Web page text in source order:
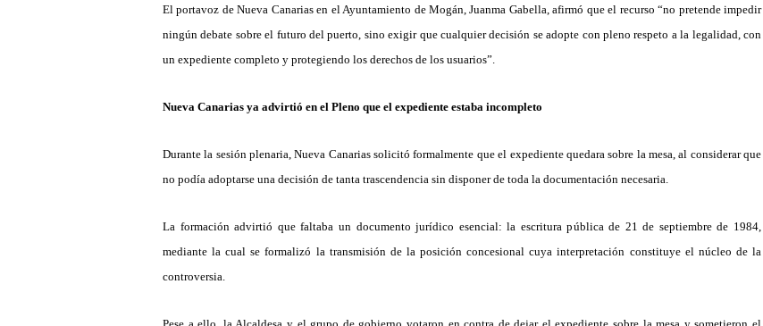
El portavoz de Nueva Canarias en el Ayuntamiento de Mogán, Juanma Gabella, afirmó que el recurso“no pretende impedir
ningún debate sobre el futuro del puerto, sino exigir que cualquier decisión se adopte con pleno respeto a la legalidad, con
un expediente completo y protegiendo los derechos de los usuarios”.
Nueva Canarias ya advirtió en el Pleno que el expediente estaba incompleto
Durante la sesión plenaria, Nueva Canarias solicitóformalmente que el expediente quedara sobre la mesa, al considerar que
no podía adoptarse una decisión de tanta trascendencia sin disponer de toda la documentación necesaria.
La formación advirtió que faltaba un documento jurídico esencial: la escritura pública de 21 de septiembre de 1984,
mediante la cual se formalizó la transmisión de la posición concesional cuya interpretación constituye el núcleo de la
controversia.